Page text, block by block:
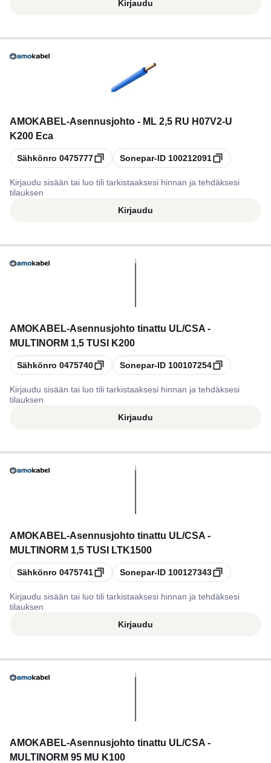
Kirjaudu
AMOKABEL-Asennusjohto - ML 2,5 RU H07V2-U
K200 Eca
Kopioi
Sähkönro 0475777 Kopioi
Sonepar-ID 100212091
Kirjaudu sisään tai luo tili tarkistaaksesi hinnan ja tehdäksesi
tilauksen
Kirjaudu
AMOKABEL-Asennusjohto tinattu UL/CSA -
MULTINORM 1,5 TUSI K200
Kopioi
Sähkönro 0475740 Kopioi
Sonepar-ID 100107254
Kirjaudu sisään tai luo tili tarkistaaksesi hinnan ja tehdäksesi
tilauksen
Kirjaudu
AMOKABEL-Asennusjohto tinattu UL/CSA -
MULTINORM 1,5 TUSI LTK1500
Kopioi
Sähkönro 0475741 Kopioi
Sonepar-ID 100127343
Kirjaudu sisään tai luo tili tarkistaaksesi hinnan ja tehdäksesi
tilauksen
Kirjaudu
AMOKABEL-Asennusjohto tinattu UL/CSA -
MULTINORM 95 MU K100